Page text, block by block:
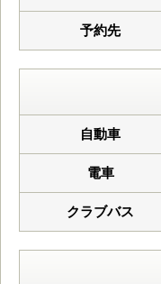
予約先
自動車
電車
クラブバス